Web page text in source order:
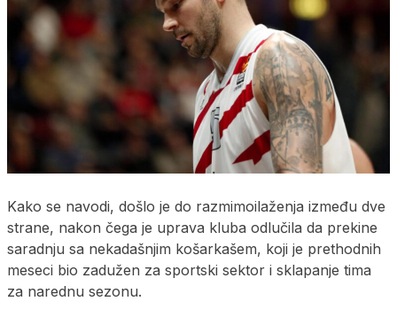
Kako se navodi, došlo je do razmimoilaženja između dve
strane, nakon čega je uprava kluba odlučila da prekine
saradnju sa nekadašnjim košarkašem, koji je prethodnih
meseci bio zadužen za sportski sektor i sklapanje tima
za narednu sezonu.